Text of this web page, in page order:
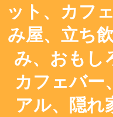
ット、カフ
み屋、立ち
み、おもし
カフェバー
アル、隠れ